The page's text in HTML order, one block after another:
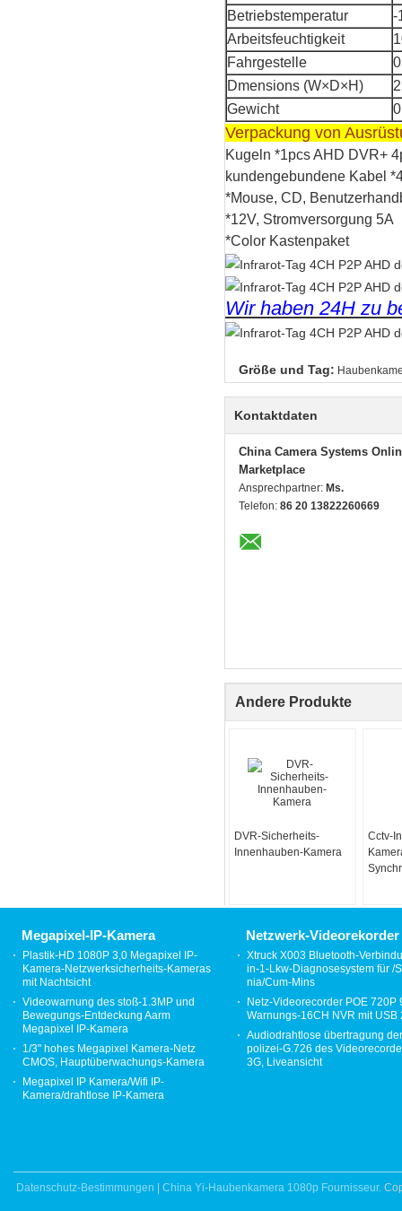
Betriebstemperatur
-
Arbeitsfeuchtigkeit
Fahrgestelle
Dmensions (W×D×H)
Gewicht
Verpackung von
Kugeln *1pcs AHD DVR+
kundengebundene Kabel
*Mouse, CD,
*12V, Stromversorgung 5A
*Color Kastenpaket
Wir haben 24H zu
Größe und Tag:
Kontaktdaten
China Camera Systems
Marketplace
Ansprechpartner: Ms.
Telefon: 86 20 13822260669
Andere Produkte
DVR-Sicherheits-
Innenhauben-Kamera
Cctv-
Megapixel-IP-Kamera
Plastik-HD 1080P 3,0 Megapixel IP-
Kamera-Netzwerksicherheits-Kameras
mit Nachtsicht
Videowarnung des stoß-1.3MP und
Bewegungs-Entdeckung Aarm
Megapixel IP-Kamera
1/3" hohes Megapixel Kamera-Netz
CMOS, Hauptüberwachungs-Kamera
Megapixel IP Kamera/Wifi IP-
Kamera/drahtlose IP-Kamera
Netzwerk-Videorekorder
Xtruck X003 Bluetooth-
in-1-Lkw-Diagnosesystem für /
nia/Cum-Mins
Netz-Videorecorder POE 720P
Warnungs-16CH NVR mit USB
Audiodrahtlose übertragung der
polizei-G.726 des
3G, Liveansicht
Datenschutz-Bestimmungen China Yi-Haubenkamera 1080p Fournisseur.